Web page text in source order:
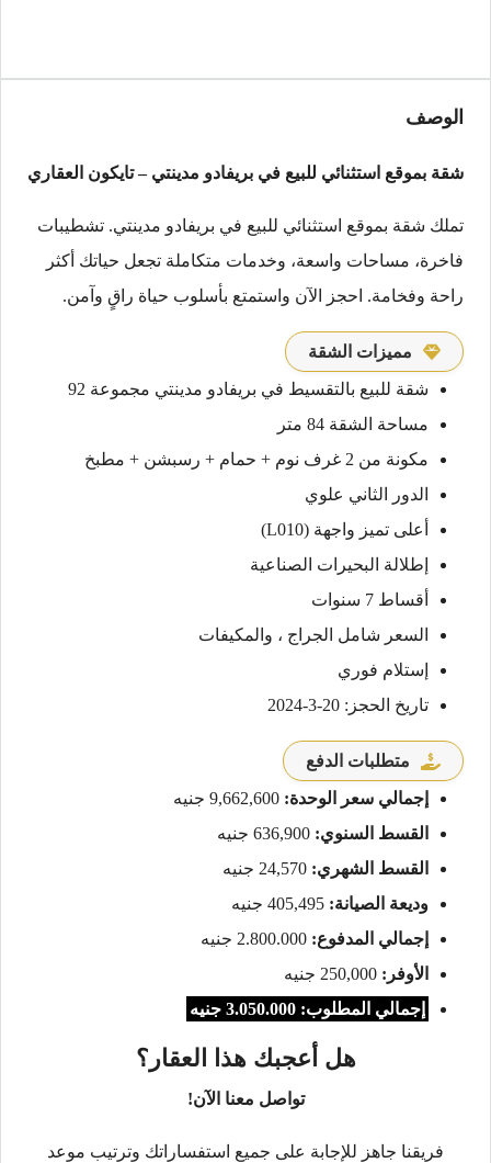
الوصف
شقة بموقع استثنائي للبيع في بريفادو مدينتي – تايكون العقاري
تملك شقة بموقع استثنائي للبيع في بريفادو مدينتي. تشطيبات
فاخرة، مساحات واسعة، وخدمات متكاملة تجعل حياتك أكثر
راحة وفخامة. احجز الآن واستمتع بأسلوب حياة راقٍ وآمن.
مميزات الشقة
شقة للبيع بالتقسيط في بريفادو مدينتي مجموعة 92
مساحة الشقة 84 متر
مكونة من 2 غرف نوم + حمام + رسبشن + مطبخ
الدور الثاني علوي
أعلى تميز واجهة (L010)
إطلالة البحيرات الصناعية
أقساط 7 سنوات
السعر شامل الجراج ، والمكيفات
إستلام فوري
تاريخ الحجز: 20-3-2024
متطلبات الدفع
إجمالي سعر الوحدة:
القسط السنوي:
القسط الشهري:
وديعة الصيانة:
إجمالي المدفوع:
الأوفر: 250,000 جنيه
إجمالي المطلوب: 3.050.000 جنيه
هل أعجبك هذا العقار؟
تواصل معنا الآن!
فريقنا جاهز للإجابة على جميع استفساراتك وترتيب موعد